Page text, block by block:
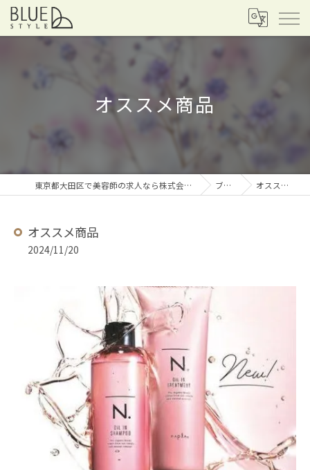
オススメ商品
東京都大田区で美容師の求人なら株式会社スリーエヌ ブログ オススメ商品
オススメ商品
2024/11/20